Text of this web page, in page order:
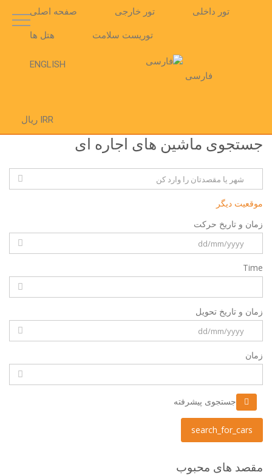
صفحه اصلی تور خارجی تور داخلی
هتل ها توریست سلامت
ENGLISH
فارسی
IRR ریال
جستجوی ماشین های اجاره ای
موقعیت دیگر
زمان و تاریخ حرکت
Time
زمان و تاریخ تحویل
زمان
جستجوی پیشرفته
search_for_cars
مقصد های محبوب